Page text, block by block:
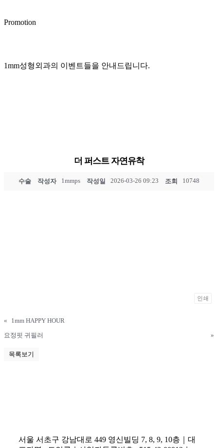
Promotion
1mm성형외과의 이벤트들을 안내드립니다.
더 퍼스트 자연유착
수술 작성자 1mmps 작성일 2026-03-26 09:23 조회 10748
인쇄
1mm HAPPY HOUR
«
»
요정핏 귀필러
목록보기
서울 서초구 강남대로 449 영신빌딩 7, 8, 9, 10층｜대